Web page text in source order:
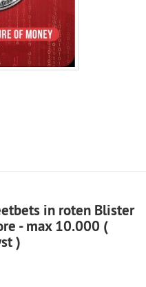
in roten Blister
- max 10.000 (
)